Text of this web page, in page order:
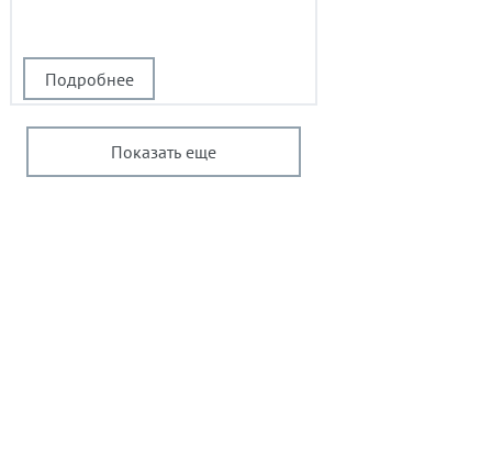
Подробнее
Показать еще